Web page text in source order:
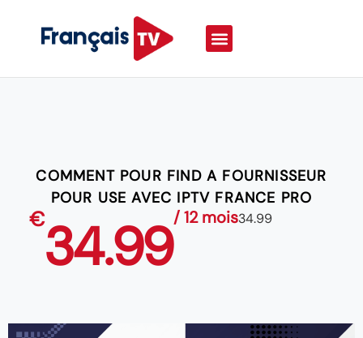
COMMENT POUR FIND A FOURNISSEUR
POUR USE AVEC IPTV FRANCE PRO
€34.99/ 12 mois34.99